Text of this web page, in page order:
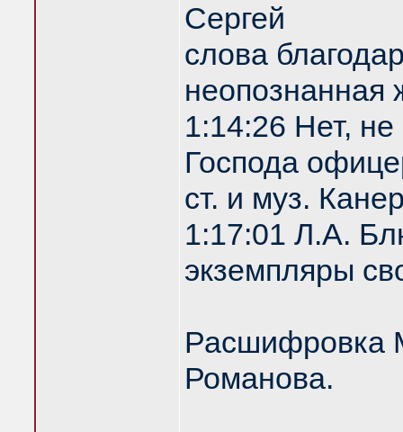
Сергей
слова
1:14:26 Нет,
Господа
ст. и муз.
1:17:01 Л.А.
экземпляры
Расшифровка
Романова.